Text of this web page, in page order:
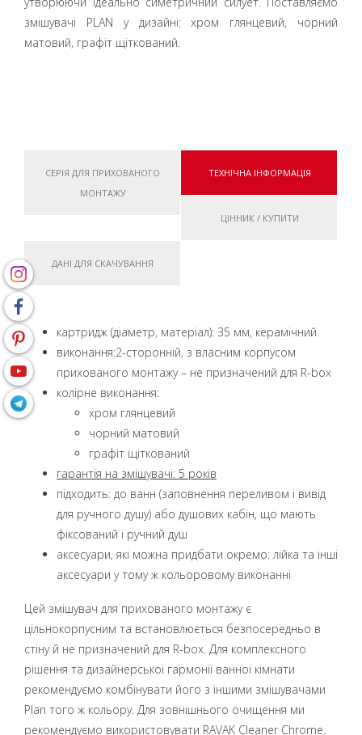
змішувачі PLAN у дизайні: хром глянцевий, чорний
матовий, графіт щіткований.
СЕРІЯ ДЛЯ ПРИХОВАНОГО
МОНТАЖУ
ТЕХНІЧНА ІНФОРМАЦІЯ
ЦІННИК / КУПИТИ
ДАНІ ДЛЯ СКАЧУВАННЯ
картридж (діаметр, матеріал): 35 мм, керамічний
виконання:2-сторонній, з власним корпусом
прихованого монтажу – не призначений для R-box
колірне виконання:
хром глянцевий
чорний матовий
графіт щіткований
гарантія на змішувачі: 5 років
підходить: до ванн (заповнення переливом і вивід
для ручного душу) або душових кабін, що мають
фіксований і ручний душ
аксесуари, які можна придбати окремо: лійка та інші
аксесуари у тому ж кольоровому виконанні
Цей змішувач для прихованого монтажу є
цільнокорпусним та встановлюється безпосередньо в
стіну й не призначений для R-box. Для комплексного
рішення та дизайнерської гармонії ванної кімнати
рекомендуємо комбінувати його з іншими змішувачами
Plan того ж кольору. Для зовнішнього очищення ми
рекомендуємо використовувати RAVAK Cleaner Chrome.